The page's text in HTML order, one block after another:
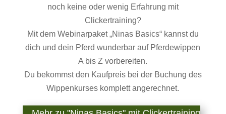
noch keine oder wenig Erfahrung mit
Clickertraining?
Mit dem Webinarpaket „Ninas Basics“ kannst du
dich und dein Pferd wunderbar auf Pferdewippen
A bis Z vorbereiten.
Du bekommst den Kaufpreis bei der Buchung des
Wippenkurses komplett angerechnet.